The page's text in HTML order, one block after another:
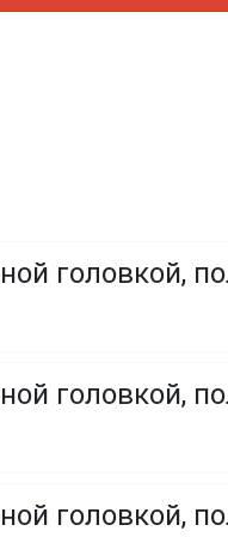
головкой,
головкой,
головкой,